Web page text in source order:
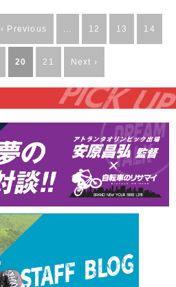
‹ Previous 12 13 14
20 21 Next ›